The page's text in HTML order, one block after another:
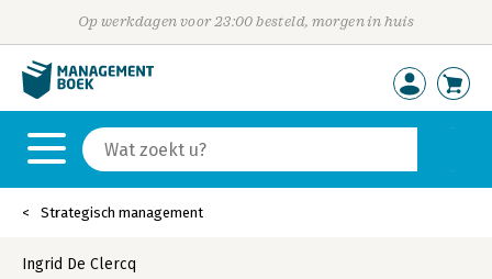
Op werkdagen voor 23:00 besteld, morgen in huis
Strategisch management
Ingrid De Clercq